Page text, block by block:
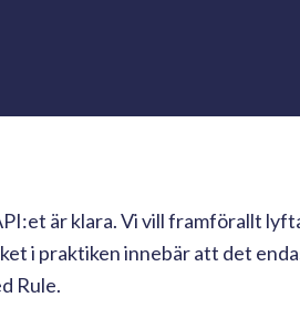
är klara. Vi vill framförallt
i praktiken innebär att det
Rule.